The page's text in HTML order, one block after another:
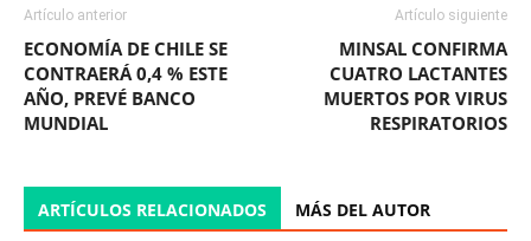
Artículo anterior
ECONOMÍA DE CHILE SE
CONTRAERÁ 0,4 % ESTE
AÑO, PREVÉ BANCO
MUNDIAL
Artículo siguiente
MINSAL CONFIRMA
CUATRO LACTANTES
MUERTOS POR VIRUS
RESPIRATORIOS
ARTÍCULOS RELACIONADOS MÁS DEL AUTOR